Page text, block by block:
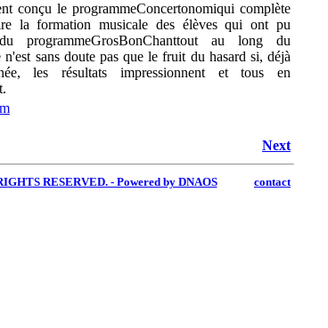
conçu le programmeConcertonomiqui complète
la formation musicale des élèves qui ont pu
programmeGrosBonChanttout au long du
sans doute pas que le fruit du hasard si, déjà
les résultats impressionnent et tous en
Next
RESERVED. - Powered by DNAOS contact